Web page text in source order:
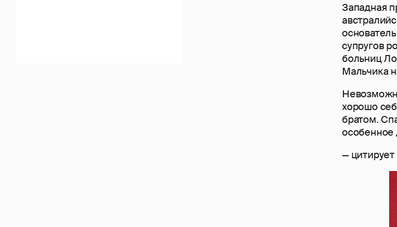
Западная
супругов
больниц
Мальчика
хорошо
братом.
особенное
—